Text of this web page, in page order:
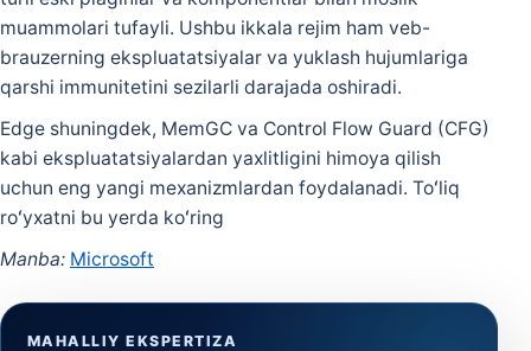
muammolari tufayli. Ushbu ikkala rejim ham veb-
brauzerning ekspluatatsiyalar va yuklash hujumlariga
qarshi immunitetini sezilarli darajada oshiradi.
Edge shuningdek, MemGC va Control Flow Guard (CFG)
kabi ekspluatatsiyalardan yaxlitligini himoya qilish
uchun eng yangi mexanizmlardan foydalanadi. Toʻliq
roʻyxatni bu yerda koʻring
Manba: Microsoft
MAHALLIY EKSPERTIZA